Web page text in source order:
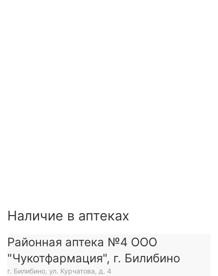
Наличие в аптеках
Районная аптека №4 ООО
"Чукотфармация", г. Билибино
г. Билибино, ул. Курчатова, д. 4